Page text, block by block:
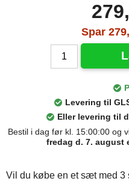
Spar
Levering til
Eller levering til
Bestil i dag før kl. 15:00:00 og
fredag d. 7. august
Vil du købe en et sæt med 3